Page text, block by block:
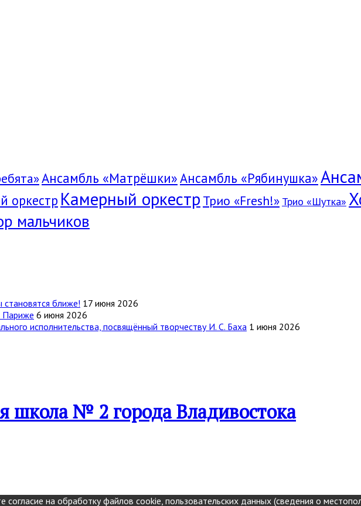
Ансамбль «Матрёшки»Ансамбль «Рябинушка»
оркестр Камерный оркестр Трио «Fresh!» Трио «Шутка»
мальчиков
ближе! 17 июня 2026
Париже 6 июня 2026
исполнительства, посвящённый творчеству И. С. Баха 1 июня 2026
школа № 2 города Владивостока
на обработку файлов cookie, пользовательских данных (сведения о